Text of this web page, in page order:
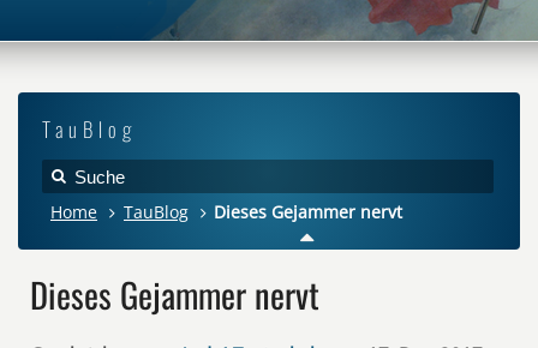
TauBlog
Home TauBlog Dieses Gejammer nervt
Dieses Gejammer nervt